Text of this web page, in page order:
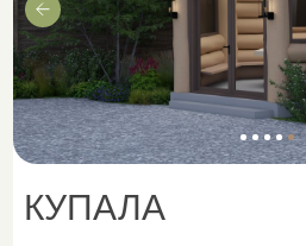
Вы не так давно интересуетесь
ландшафтным дизайном, хотите
глубже погрузиться в эту сферу,
но не знаете с чего начать, когда
вокруг так много информации.
КУПАЛА